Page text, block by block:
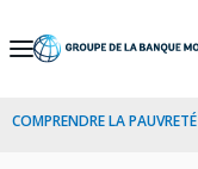
Skip
Navigation
COMPRENDRE LA PAUVRETÉ